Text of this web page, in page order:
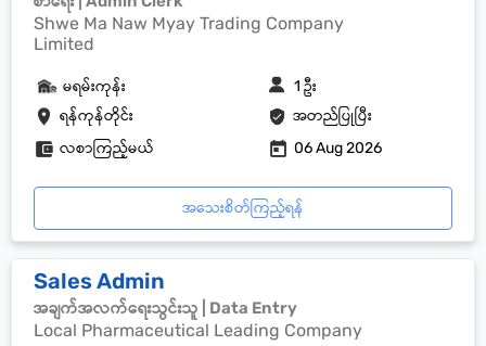
Shwe Ma Naw Myay Trading Company
Limited
ရန်ကုန်တိုင်း အတည်ပြုပြီး
မရမ်းကုန်း 1 ဦး
လစာကြည့်မယ် 06 Aug 2026
အသေးစိတ်ကြည့်ရန်
Sales Admin
အချက်အလက်ရေးသွင်းသူ | Data Entry
Local Pharmaceutical Leading Company